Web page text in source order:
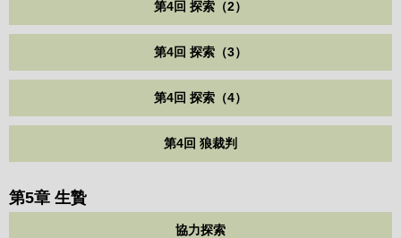
第4回 探索（2）
第4回 探索（3）
第4回 探索（4）
第4回 狼裁判
第5章 生贄
協力探索